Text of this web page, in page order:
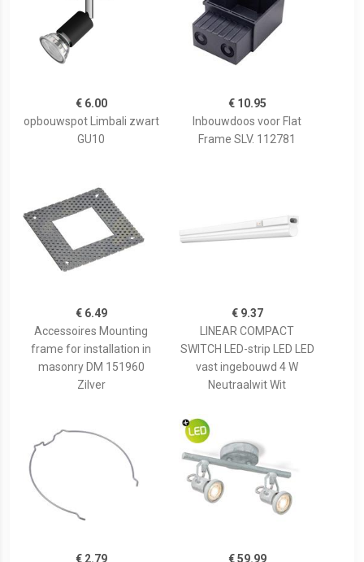
€ 6.00
opbouwspot Limbali zwart
GU10
€ 10.95
Inbouwdoos voor Flat
Frame SLV. 112781
€ 6.49
Accessoires Mounting
frame for installation in
masonry DM 151960
Zilver
€ 9.37
LINEAR COMPACT
SWITCH LED-strip LED LED
vast ingebouwd 4 W
Neutraalwit Wit
€ 2.79 € 59.99